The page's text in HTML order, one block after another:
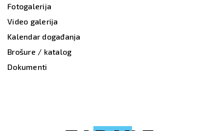
Fotogalerija
Video galerija
Kalendar događanja
Brošure / katalog
Dokumenti